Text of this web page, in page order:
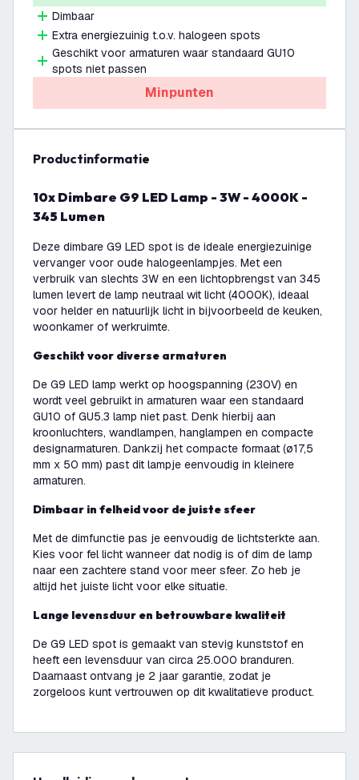
Dimbaar
Extra energiezuinig t.o.v. halogeen spots
Geschikt voor armaturen waar standaard GU10
spots niet passen
Minpunten
productinformatie
10x Dimbare G9 LED Lamp - 3W - 4000K -
345 Lumen
Deze dimbare G9 LED spot is de ideale energiezuinige
vervanger voor oude halogeenlampjes. Met een
verbruik van slechts 3W en een lichtopbrengst van 345
lumen levert de lamp neutraal wit licht (4000K), ideaal
voor helder en natuurlijk licht in bijvoorbeeld de keuken,
woonkamer of werkruimte.
Geschikt voor diverse armaturen
De G9 LED lamp werkt op hoogspanning (230V) en
wordt veel gebruikt in armaturen waar een standaard
GU10 of GU5.3 lamp niet past. Denk hierbij aan
kroonluchters, wandlampen, hanglampen en compacte
designarmaturen. Dankzij het compacte formaat (ø17,5
mm x 50 mm) past dit lampje eenvoudig in kleinere
armaturen.
Dimbaar in felheid voor de juiste sfeer
Met de dimfunctie pas je eenvoudig de lichtsterkte aan.
Kies voor fel licht wanneer dat nodig is of dim de lamp
naar een zachtere stand voor meer sfeer. Zo heb je
altijd het juiste licht voor elke situatie.
Lange levensduur en betrouwbare kwaliteit
De G9 LED spot is gemaakt van stevig kunststof en
heeft een levensduur van circa 25.000 branduren.
Daarnaast ontvang je 2 jaar garantie, zodat je
zorgeloos kunt vertrouwen op dit kwalitatieve product.